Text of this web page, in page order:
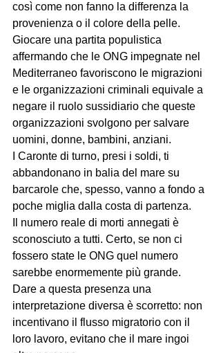
così come non fanno la differenza la
provenienza o il colore della pelle.
Giocare una partita populistica
affermando che le ONG impegnate nel
Mediterraneo favoriscono le migrazioni
e le organizzazioni criminali equivale a
negare il ruolo sussidiario che queste
organizzazioni svolgono per salvare
uomini, donne, bambini, anziani.
I Caronte di turno, presi i soldi, ti
abbandonano in balia del mare su
barcarole che, spesso, vanno a fondo a
poche miglia dalla costa di partenza.
Il numero reale di morti annegati è
sconosciuto a tutti. Certo, se non ci
fossero state le ONG quel numero
sarebbe enormemente più grande.
Dare a questa presenza una
interpretazione diversa è scorretto: non
incentivano il flusso migratorio con il
loro lavoro, evitano che il mare ingoi